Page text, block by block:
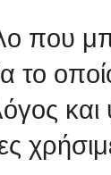
που
το